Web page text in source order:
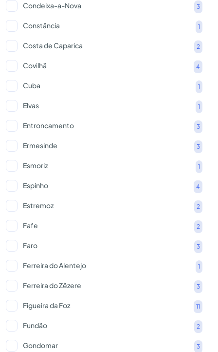
Condeixa-a-Nova 3
Constância 1
Costa de Caparica 2
Covilhã 4
Cuba 1
Elvas 1
Entroncamento 3
Ermesinde 3
Esmoriz 1
Espinho 4
Estremoz 2
Fafe 2
Faro 3
Ferreira do Alentejo 1
Ferreira do Zêzere 3
Figueira da Foz 11
Fundão 2
Gondomar 3